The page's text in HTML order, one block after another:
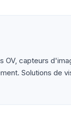
capteurs
Solutions de